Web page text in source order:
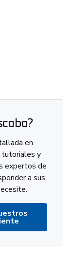
en
tutoriales y
expertos de
a sus